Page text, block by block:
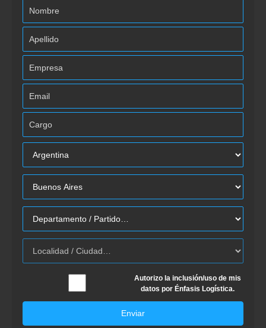
Autorizo la inclusión/uso de mis
datos por Énfasis Logística.
Enviar